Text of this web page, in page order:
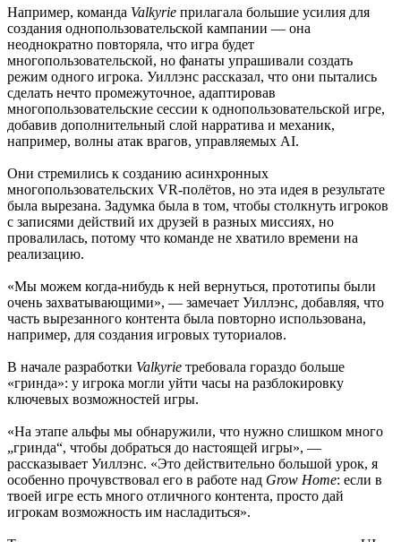
Например, команда Valkyrie прилагала большие усилия для
создания однопользовательской кампании — она
неоднократно повторяла, что игра будет
многопользовательской, но фанаты упрашивали создать
режим одного игрока. Уиллэнс рассказал, что они пытались
сделать нечто промежуточное, адаптировав
многопользовательские сессии к однопользовательской игре,
добавив дополнительный слой нарратива и механик,
например, волны атак врагов, управляемых AI.
Они стремились к созданию асинхронных
многопользовательских VR-полётов, но эта идея в результате
была вырезана. Задумка была в том, чтобы столкнуть игроков
с записями действий их друзей в разных миссиях, но
провалилась, потому что команде не хватило времени на
реализацию.
«Мы можем когда-нибудь к ней вернуться, прототипы были
очень захватывающими», — замечает Уиллэнс, добавляя, что
часть вырезанного контента была повторно использована,
например, для создания игровых туториалов.
В начале разработки Valkyrie требовала гораздо больше
«гринда»: у игрока могли уйти часы на разблокировку
ключевых возможностей игры.
«На этапе альфы мы обнаружили, что нужно слишком много
„гринда“, чтобы добраться до настоящей игры», —
рассказывает Уиллэнс. «Это действительно большой урок, я
особенно прочувствовал его в работе над Grow Home: если в
твоей игре есть много отличного контента, просто дай
игрокам возможность им насладиться».